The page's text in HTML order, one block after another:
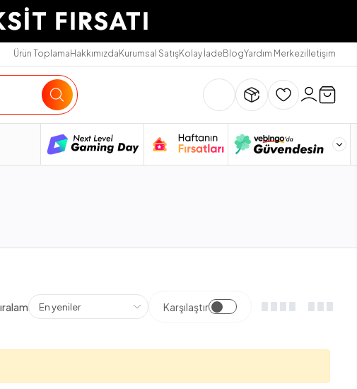
Ürün ToplamaHakkımızdaKurumsal SatışKolay İadeBlogYardım Merkeziİletişim
Karşılaştır